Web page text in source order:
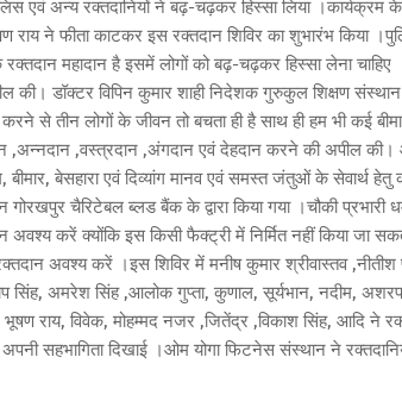
एवं अन्य रक्तदानियों ने बढ़-चढ़कर हिस्सा लिया ।कार्यक्रम
राय ने फीता काटकर इस रक्तदान शिविर का शुभारंभ किया
महादान है इसमें लोगों को बढ़-चढ़कर हिस्सा लेना चाहिए
डॉक्टर विपिन कुमार शाही निदेशक गुरुकुल शिक्षण
से तीन लोगों के जीवन तो बचता ही है साथ ही हम भी कई
,अन्नदान ,वस्त्रदान ,अंगदान एवं देहदान करने की अपील
बेसहारा एवं दिव्यांग मानव एवं समस्त जंतुओं के सेवार्थ हेतु
चैरिटेबल ब्लड बैंक के द्वारा किया गया ।चौकी प्रभारी
करें क्योंकि इस किसी फैक्ट्री में निर्मित नहीं किया जा
अवश्य करें ।इस शिविर में मनीष कुमार श्रीवास्तव ,नीतीश
सिंह, अमरेश सिंह ,आलोक गुप्ता, कुणाल, सूर्यभान, नदीम,
राय, विवेक, मोहम्मद नजर ,जितेंद्र ,विकाश सिंह, आदि ने
सहभागिता दिखाई ।ओम योगा फिटनेस संस्थान ने